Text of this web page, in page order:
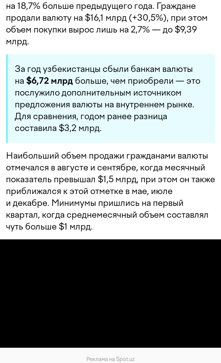
на 18,7% больше предыдущего года. Граждане
продали валюту на $16,1 млрд (+30,5%), при этом
объем покупки вырос лишь на 2,7% — до $9,39
млрд.
За год узбекистанцы сбыли банкам валюты
на $6,72 млрд больше, чем приобрели — это
послужило дополнительным источником
предложения валюты на внутреннем рынке.
Для сравнения, годом ранее разница
составила $3,2 млрд.
Наибольший объем продажи гражданами валюты
отмечался в августе и сентябре, когда месячный
показатель превышал $1,5 млрд, при этом он также
приближался к этой отметке в мае, июле
и декабре. Минимумы пришлись на первый
квартал, когда среднемесячный объем составлял
чуть больше $1 млрд.
Реклама на Spot.uz